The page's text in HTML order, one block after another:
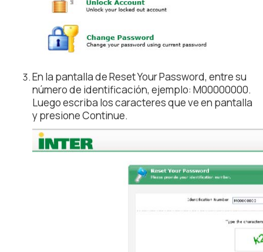
En la pantalla de Reset Your Password, entre su
número de identificación, ejemplo: M00000000.
Luego escriba los caracteres que ve en pantalla
y presione Continue.